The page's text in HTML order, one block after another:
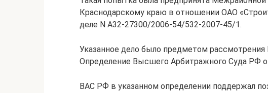
Краснодарскому краю в отношении ОАО
деле N А32-27300/2006-54/532-2007-45/1.
Указанное дело было предметом
Определение Высшего Арбитражного Суда РФ
ВАС РФ в указанном определении поддержал